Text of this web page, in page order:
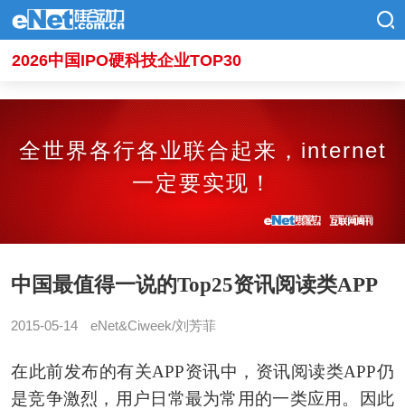
2026中国IPO硬科技企业TOP30
全世界各行各业联合起来，internet
一定要实现！
中国最值得一说的Top25资讯阅读类APP
2015-05-14 eNet&Ciweek/刘芳菲
在此前发布的有关APP资讯中，资讯阅读类APP仍
是竞争激烈，用户日常最为常用的一类应用。因此